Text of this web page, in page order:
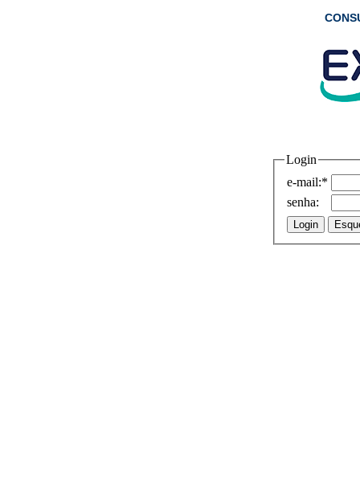
Login
e-mail:*
senha: